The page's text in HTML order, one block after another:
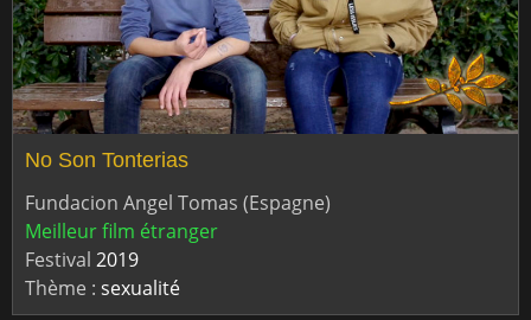
No Son Tonterias
Fundacion Angel Tomas (Espagne)
Meilleur film étranger
Festival 2019
Thème : sexualité